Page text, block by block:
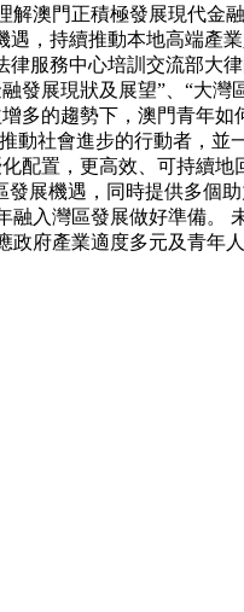
澳門正積極發展現代金
，持續推動本地高端產
服務中心培訓交流部大
展現狀及展望”、“大
多的趨勢下，澳門青年
社會進步的行動者，並
配置，更高效、可持續
展機遇，同時提供多個
入灣區發展做好準備。
府產業適度多元及青年